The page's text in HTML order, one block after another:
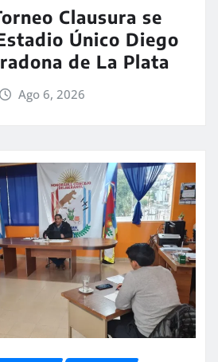
Clausura se
Único Diego
de La Plata
Ago 6, 2026